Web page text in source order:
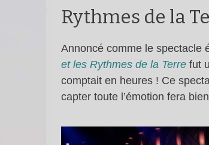
Rythmes de la
Annoncé comme le spectacle
et les Rythmes de la Terre fut
comptait en heures ! Ce
capter toute l’émotion fera